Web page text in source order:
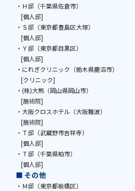
・Ｈ邸（千葉県佐倉市）
[個人邸]
・Ｓ邸（東京都豊島区大塚）
[個人邸]
・Ｙ邸（東京都目黒区）
[個人邸]
・にれぎクリニック（栃木県鹿沼市）
[クリニック]
・(株)大熊（岡山県岡山市）
[施術院]
・大阪クロスホテル（大阪難波）
[施術院]
・Ｔ邸（武蔵野市吉祥寺）
[個人邸]
・Ｔ邸（千葉県柏市）
[個人邸]
■その他
・Ｍ邸（東京都板橋区）